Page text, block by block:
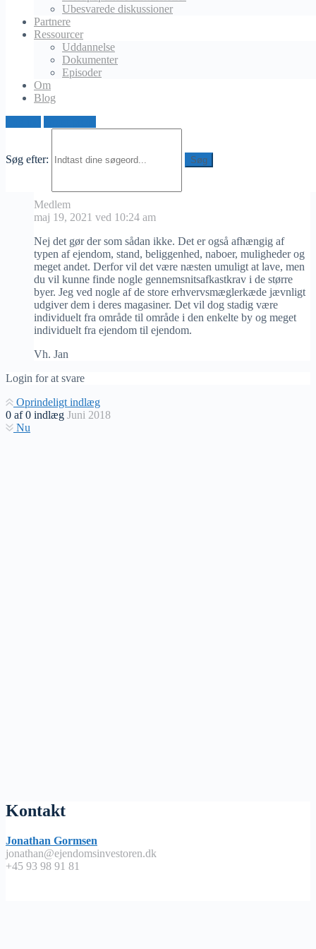
Ubesvarede diskussioner
Partnere
Ressourcer
Uddannelse
Dokumenter
Episoder
Om
Blog
Søg efter:
forskellige områder
Skaberen
Diskussion
Kontantafkastgrad
Medlem
maj 19, 2021 ved 10:24 am
Nej det gør der som sådan ikke. Det er også afhængig af
typen af ejendom, stand, beliggenhed, naboer, muligheder og
meget andet. Derfor vil det være næsten umuligt at lave, men
du vil kunne finde nogle gennemsnitsafkastkrav i de større
byer. Jeg ved nogle af de store erhvervsmæglerkæde jævnligt
udgiver dem i deres magasiner. Det vil dog stadig være
individuelt fra område til område i den enkelte by og meget
individuelt fra ejendom til ejendom.
Vh. Jan
Login for at svare
Oprindeligt indlæg
0 af0 indlæg Juni 2018
Nu
Kontakt
Jonathan Gormsen
jonathan@ejendomsinvestoren.dk
+45 93 98 91 81